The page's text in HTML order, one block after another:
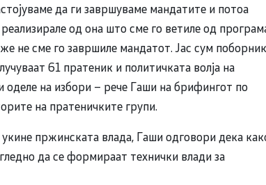
да ги завршуваме мандатите и потоа
од она што сме го ветиле од
не сме го завршиле мандатот. Јас сум
61 пратеник и политичката волја на
оделе на избори – рече Гаши на брифингот по
на пратеничките групи.
пржинската влада, Гаши одговори дека
да се формираат технички влади за